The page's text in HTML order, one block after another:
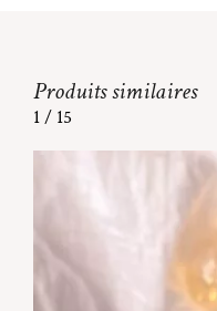
Produits similaires
1/ 15